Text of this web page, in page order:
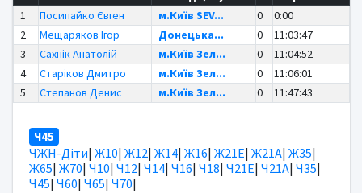
1
Посипайко Євген м.Київ SEV... 0
0:00
2
Мещаряков Ігор Донецька... 0
11:03:47
3
Сахнік Анатолій м.Київ Зел... 0
11:04:52
4
Старіков Дмитро м.Київ Зел... 0
11:06:01
5
Степанов Денис м.Київ Зел... 0 11:47:43
Ч45
ЧЖН-Діти| Ж10| Ж12| Ж14| Ж16| Ж21Е| Ж21А| Ж35|
Ж65| Ж70| Ч10| Ч12| Ч14| Ч16| Ч18| Ч21Е| Ч21А| Ч35|
Ч45| Ч60| Ч65| Ч70|